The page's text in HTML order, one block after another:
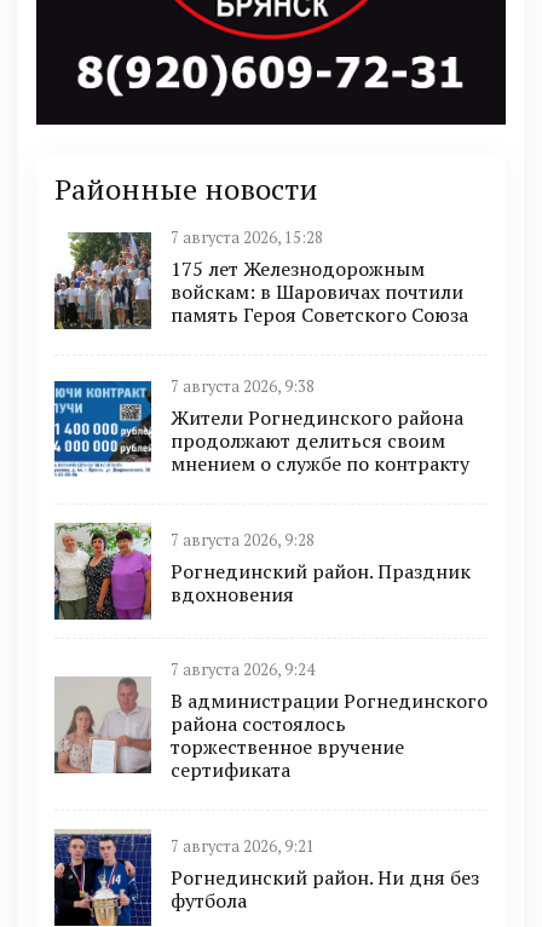
Районные новости
7 августа 2026, 15:28
175 лет Железнодорожным
войскам: в Шаровичах почтили
память Героя Советского Союза
7 августа 2026, 9:38
Жители Рогнединского района
продолжают делиться своим
мнением о службе по контракту
7 августа 2026, 9:28
Рогнединский район. Праздник
вдохновения
7 августа 2026, 9:24
В администрации Рогнединского
района состоялось
торжественное вручение
сертификата
7 августа 2026, 9:21
Рогнединский район. Ни дня без
футбола